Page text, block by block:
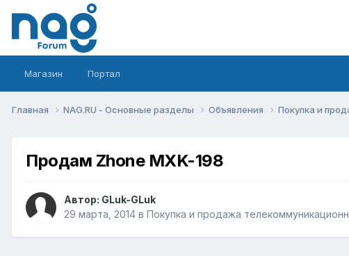
Магазин Портал
Главная NAG.RU - Основные разделы Объявления Покупка и
Продам Zhone MXK-198
Автор: GLuk-GLuk
29 марта, 2014 в Покупка и продажа